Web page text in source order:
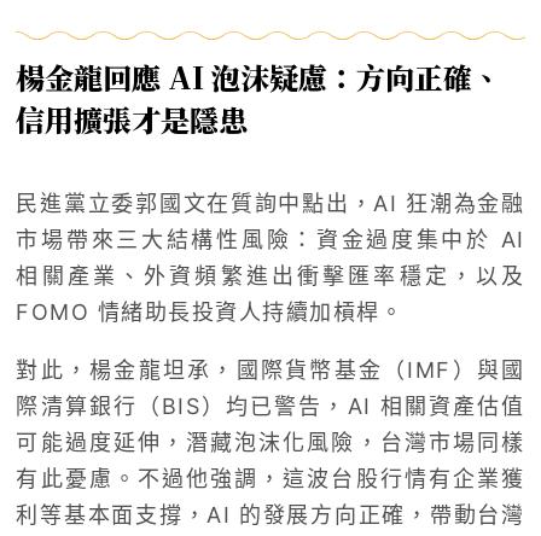
楊金龍回應 AI 泡沫疑慮：方向正確、
信用擴張才是隱患
民進黨立委郭國文在質詢中點出，AI 狂潮為金融
市場帶來三大結構性風險：資金過度集中於 AI
相關產業、外資頻繁進出衝擊匯率穩定，以及
FOMO 情緒助長投資人持續加槓桿。
對此，楊金龍坦承，國際貨幣基金（IMF）與國
際清算銀行（BIS）均已警告，AI 相關資產估值
可能過度延伸，潛藏泡沫化風險，台灣市場同樣
有此憂慮。不過他強調，這波台股行情有企業獲
利等基本面支撐，AI 的發展方向正確，帶動台灣